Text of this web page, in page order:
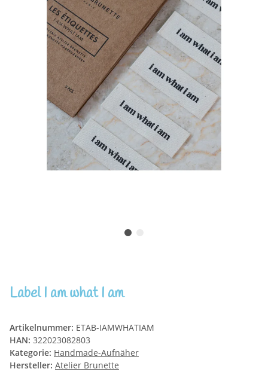
Label I am what I am
Artikelnummer: ETAB-IAMWHATIAM
HAN: 322023082803
Kategorie: Handmade-Aufnäher
Hersteller: Atelier Brunette